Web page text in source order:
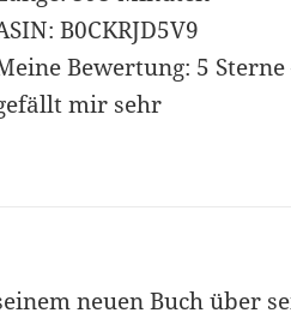
B0CKRJD5V9
Bewertung: 5 Sterne
mir sehr
neuen Buch über